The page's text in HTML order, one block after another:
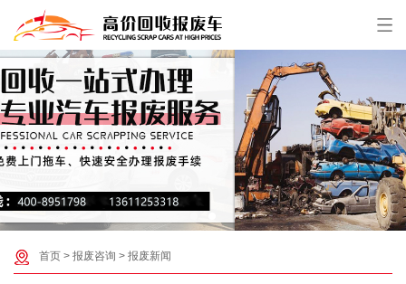
首页 > 报废咨询 > 报废新闻